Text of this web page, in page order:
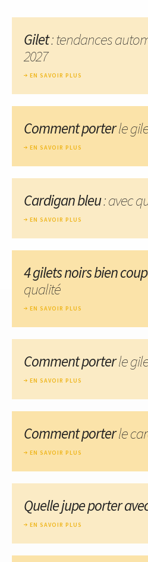
Gilet: tendances
2027
EN SAVOIR PLUS
Comment porterle
EN SAVOIR PLUS
Cardigan bleu: avec
EN SAVOIR PLUS
4 gilets noirs bien
qualité
EN SAVOIR PLUS
Comment porterle
EN SAVOIR PLUS
Comment porterle
EN SAVOIR PLUS
Quelle jupe porter
EN SAVOIR PLUS